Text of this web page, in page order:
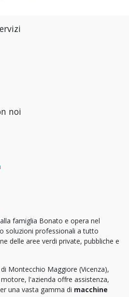
noi
famiglia Bonato e opera nel
soluzioni professionali a tutto
delle aree verdi private, pubbliche e
Montecchio Maggiore (Vicenza),
l'azienda offre assistenza,
una vasta gamma di macchine